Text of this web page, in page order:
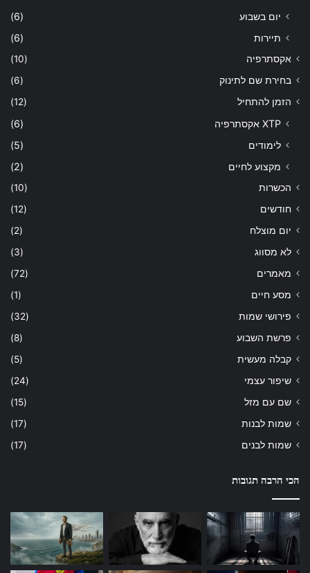
יום בשבוע
(6)
תיירות
(6)
אקסתרפיה
(10)
בחירת שם לתינוק
(6)
הזמן להתחיל
(12)
XTP אקסתרפיה
(6)
לימודים
(5)
מקצוע לחיים
(2)
הכשרות
(10)
חודשים
(12)
יום מוצלח
(2)
לא מסווג
(3)
מאמרים
(72)
מסע חיים
(1)
פירושי שמות
(32)
פרשת השבוע
(8)
קבלה מעשית
(5)
שיפור עצמי
(24)
שם עם מזל
(15)
שמות לבנות
(17)
שמות לבנים
(17)
הכי הרבה תגובות